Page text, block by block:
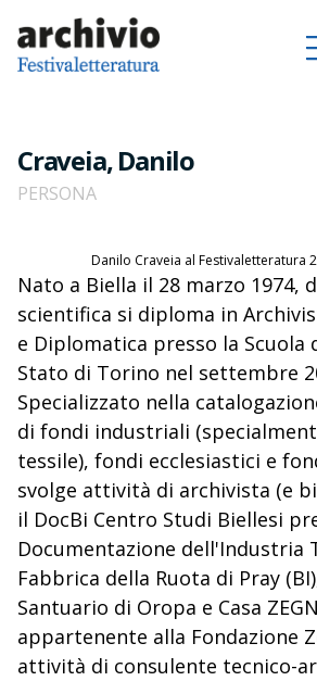
Craveia, Danilo
PERSONA
Danilo Craveia al Festivaletteratura
Nato a Biella il 28 marzo 1974,
scientifica si diploma in
e Diplomatica presso la Scuola
Stato di Torino nel settembre
Specializzato nella
di fondi industriali
tessile), fondi ecclesiastici e
svolge attività di archivista (e
il DocBi Centro Studi Biellesi
Documentazione dell'Industria
Fabbrica della Ruota di Pray
Santuario di Oropa e Casa
appartenente alla Fondazione
attività di consulente tecnico-